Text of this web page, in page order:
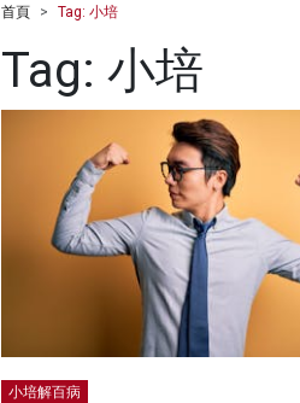
首頁 Tag: 小培
Tag: 小培
小培解百病